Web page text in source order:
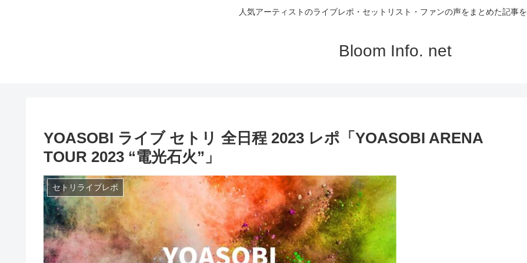
人気アーティストのライブレポ・セットリスト・ファンの声をまとめた記事
Bloom Info. net
YOASOBI ライブ セトリ 全日程 2023 レポ「YOASOBI ARENA
TOUR 2023 “電光石火”」
セトリライブレポ